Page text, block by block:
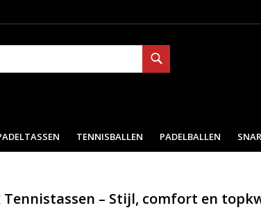
TENNISBALLEN PADELBALLEN
Tennistassen – Stijl, comfort en